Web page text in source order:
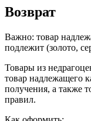
Возврат
Важно: товар
подлежит (золото,
Товары из
товар надлежащего
получения, а также
правил.